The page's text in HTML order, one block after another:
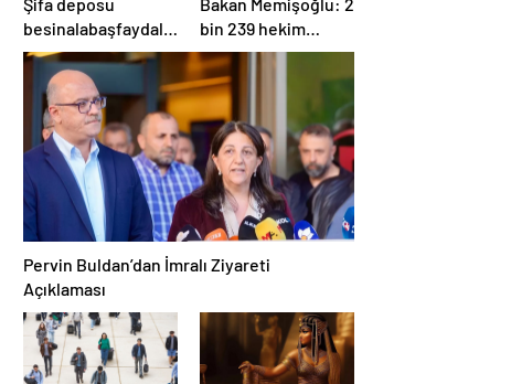
Şifa deposu
besinalabaşfaydaları
ile şaşırtıyor! İşte
kanserden koruyan
mucize besin
alabaş…
Bakan Memişoğlu: 2
bin 239 hekim
ataması yapılacak
Pervin Buldan’dan İmralı Ziyareti
Açıklaması